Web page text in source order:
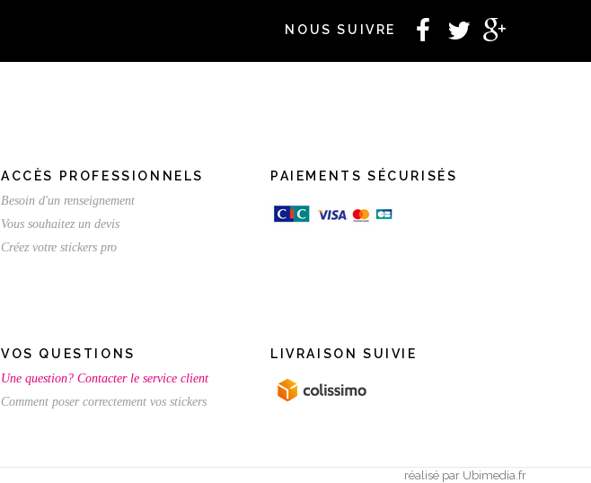
NOUS SUIVRE
ACCÈS PROFESSIONNELS
Besoin d'un renseignement
Vous souhaitez un devis
Créez votre stickers pro
PAIEMENTS SÉCURISÉS
VOS QUESTIONS
Une question? Contacter le service client
Comment poser correctement vos stickers
LIVRAISON SUIVIE
réalisé par Ubimedia.fr